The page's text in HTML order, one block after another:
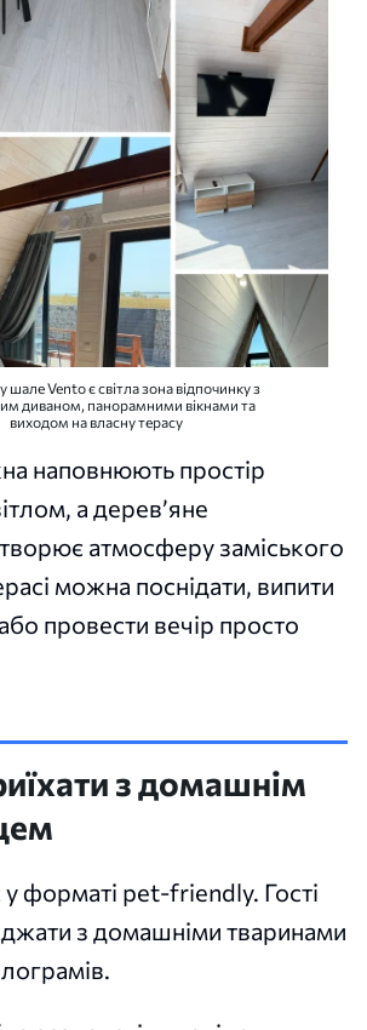
Vento є світла зона відпочинку з
диваном, панорамними вікнами та
виходом на власну терасу
наповнюють простір
а дерев’яне
атмосферу заміського
можна поснідати, випити
провести вечір просто
з домашнім
форматі pet-friendly. Гості
з домашніми тваринами